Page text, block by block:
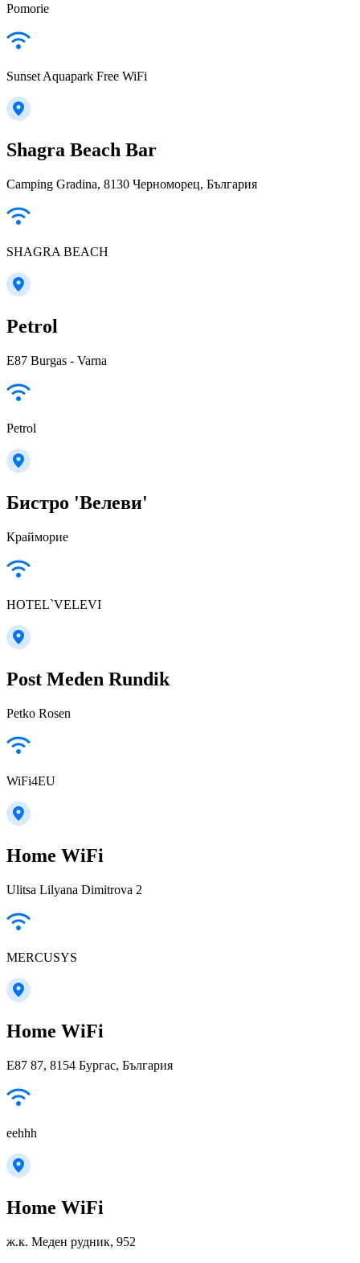
Pomorie
Sunset Aquapark Free WiFi
Shagra Beach Bar
Camping Gradina, 8130 Черноморец, България
SHAGRA BEACH
Petrol
E87 Burgas - Varna
Petrol
Бистро 'Велеви'
Крайморие
HOTEL`VELEVI
Post Meden Rundik
Petko Rosen
WiFi4EU
Home WiFi
Ulitsa Lilyana Dimitrova 2
MERCUSYS
Home WiFi
E87 87, 8154 Бургас, България
eehhh
Home WiFi
ж.к. Меден рудник, 952